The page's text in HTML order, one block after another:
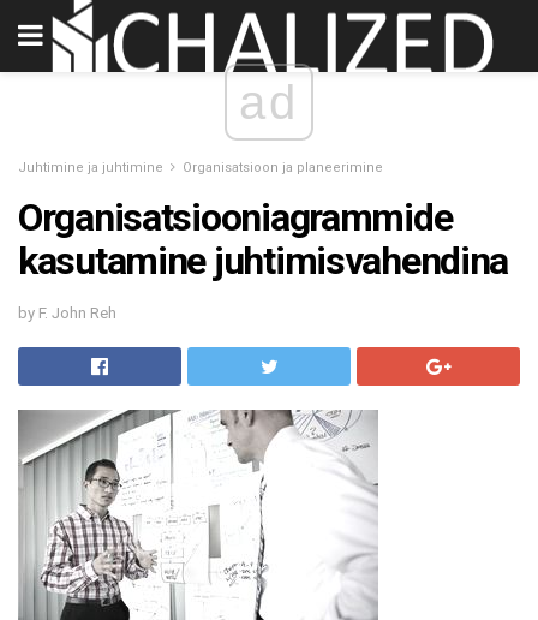
ad
Juhtimine ja juhtimine Organisatsioon ja planeerimine
Organisatsiooniagrammide
kasutamine juhtimisvahendina
by F. John Reh